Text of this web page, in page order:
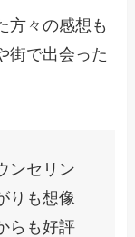
方々の感想も
街で出会った
ンセリン
りも想像
らも好評